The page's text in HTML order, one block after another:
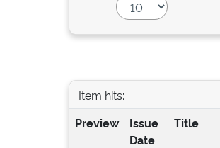
Item hits:
Preview
Issue
Date
Title